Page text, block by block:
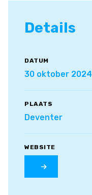
Details
DATUM
30 oktober 2024
PLAATS
Deventer
WEBSITE